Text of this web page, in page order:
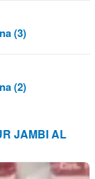
(3)
(2)
JAMBI AL